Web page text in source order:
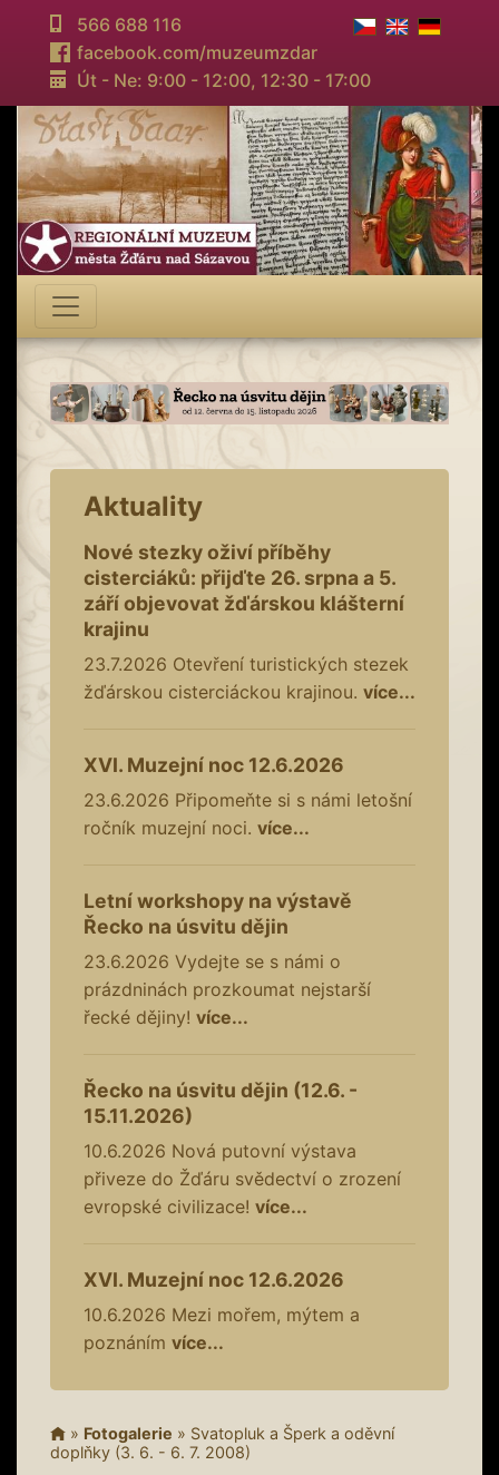
566 688 116
facebook.com/muzeumzdar
Út - Ne: 9:00 - 12:00, 12:30 - 17:00
Aktuality
Nové stezky oživí příběhy
cisterciáků: přijďte 26. srpna a 5.
září objevovat žďárskou klášterní
krajinu
23.7.2026 Otevření turistických stezek
žďárskou cisterciáckou krajinou. více...
XVI. Muzejní noc 12.6.2026
23.6.2026 Připomeňte si s námi letošní
ročník muzejní noci. více...
Letní workshopy na výstavě
Řecko na úsvitu dějin
23.6.2026 Vydejte se s námi o
prázdninách prozkoumat nejstarší
řecké dějiny! více...
Řecko na úsvitu dějin (12.6. -
15.11.2026)
10.6.2026 Nová putovní výstava
přiveze do Žďáru svědectví o zrození
evropské civilizace! více...
XVI. Muzejní noc 12.6.2026
10.6.2026 Mezi mořem, mýtem a
poznáním více...
» Fotogalerie » Svatopluk a Šperk a oděvní
doplňky (3. 6. - 6. 7. 2008)